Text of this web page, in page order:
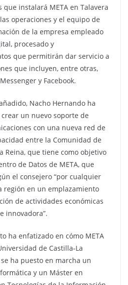
que instalará META en Talavera
operaciones y el equipo de
de la empresa empleado
procesado y
que permitirán dar servicio a
que incluyen, entre otras,
y Facebook.
Nacho Hernando ha
un nuevo soporte de
con una nueva red de
entre la Comunidad de
Reina, que tiene como objetivo
de Datos de META, que
el consejero “por cualquier
región en un emplazamiento
de actividades económicas
innovadora”.
ha enfatizado en cómo META
de Castilla-La
ha puesto en marcha un
y un Máster en